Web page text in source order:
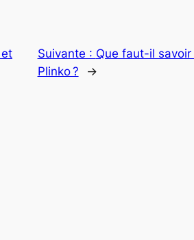
Suivante : Que faut-il
Plinko ?
→